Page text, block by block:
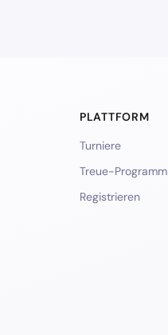
PLATTFORM
Turniere
Treue-Programm
Registrieren